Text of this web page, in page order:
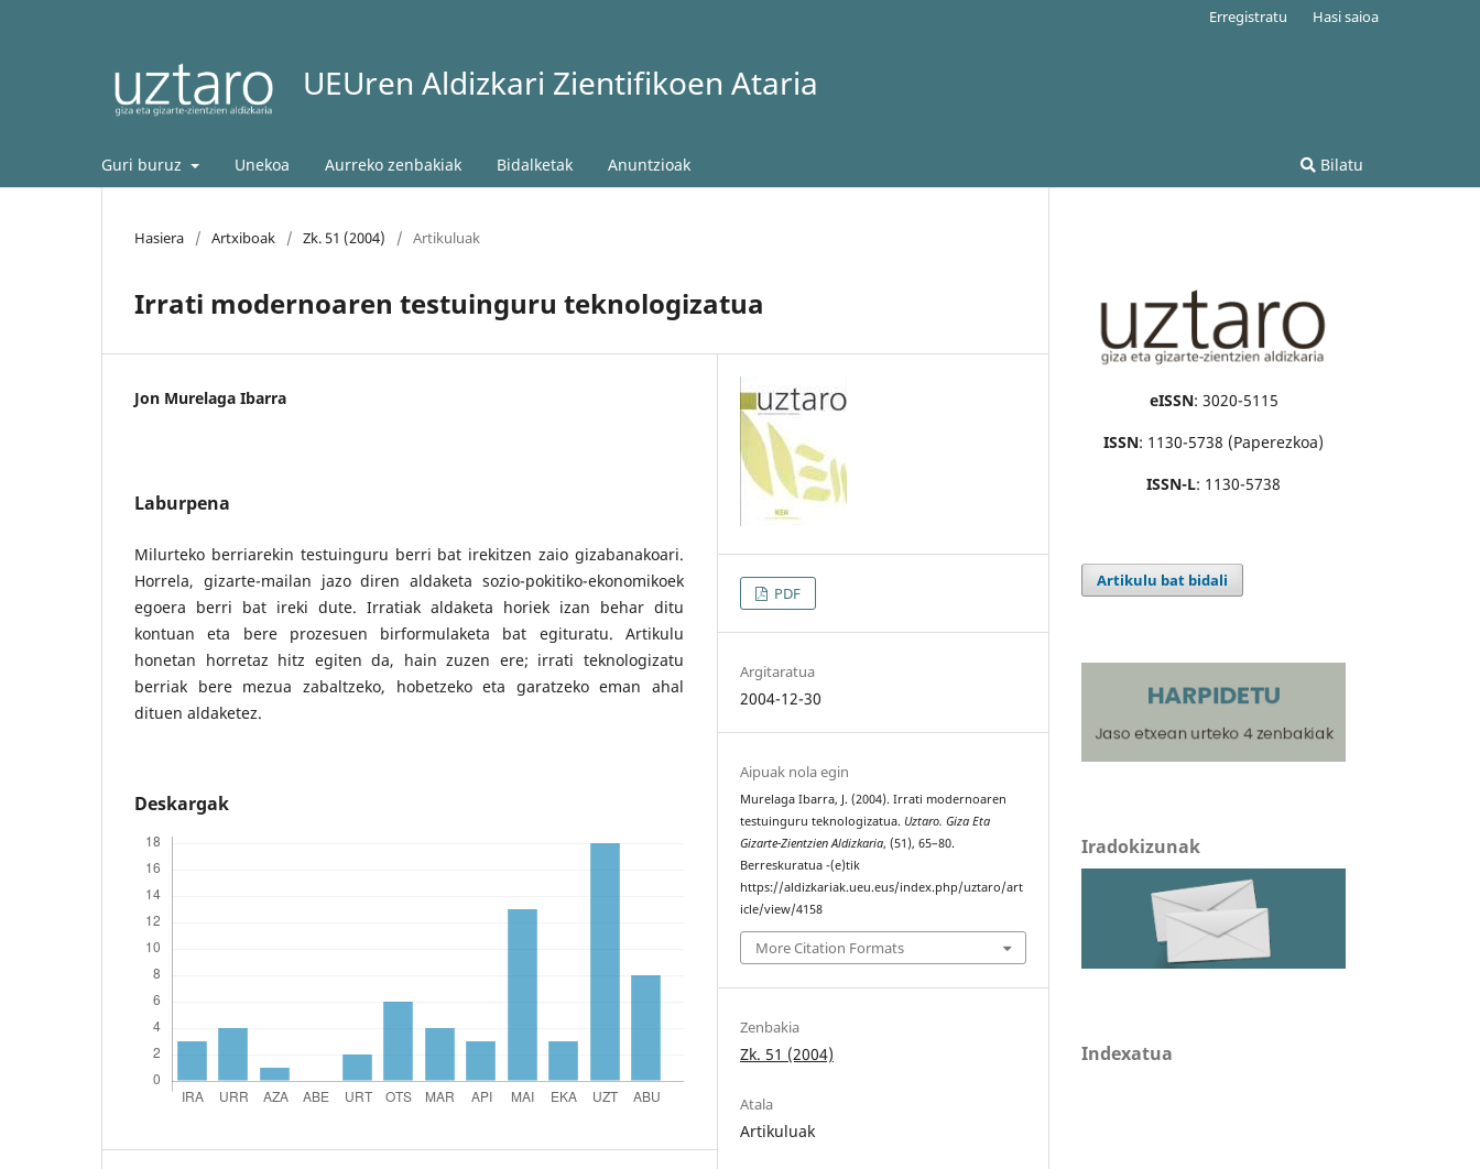
UEUren Aldizkari Zientifikoen Ataria
Guri buruz Unekoa Aurreko zenbakiak Bidalketak Anuntzioak Bilatu
Erregistratu Hasi saioa
Hasiera / Artxiboak / Zk. 51 (2004) / Artikuluak
Irrati modernoaren testuinguru teknologizatua
Jon Murelaga Ibarra
Laburpena
Milurteko berriarekin testuinguru berri bat irekitzen zaio gizabanakoari.
Horrela, gizarte-mailan jazo diren aldaketa sozio-pokitiko-ekonomikoek
egoera berri bat ireki dute. Irratiak aldaketa horiek izan behar ditu
kontuan eta bere prozesuen birformulaketa bat egituratu. Artikulu
honetan horretaz hitz egiten da, hain zuzen ere; irrati teknologizatu
berriak bere mezua zabaltzeko, hobetzeko eta garatzeko eman ahal
dituen aldaketez.
Deskargak
PDF
Argitaratua
2004-12-30
Aipuak nola egin
Murelaga Ibarra, J. (2004). Irrati modernoaren
testuinguru teknologizatua. Uztaro. Giza Eta
Gizarte-Zientzien Aldizkaria, (51), 65–80.
Berreskuratua -(e)tik
https://aldizkariak.ueu.eus/index.php/uztaro/art
icle/view/4158
More Citation Formats
Zenbakia
Zk. 51 (2004)
Atala
Artikuluak
eISSN: 3020-5115
ISSN: 1130-5738 (Paperezkoa)
ISSN-L: 1130-5738
Artikulu bat bidali
Iradokizunak
Indexatua